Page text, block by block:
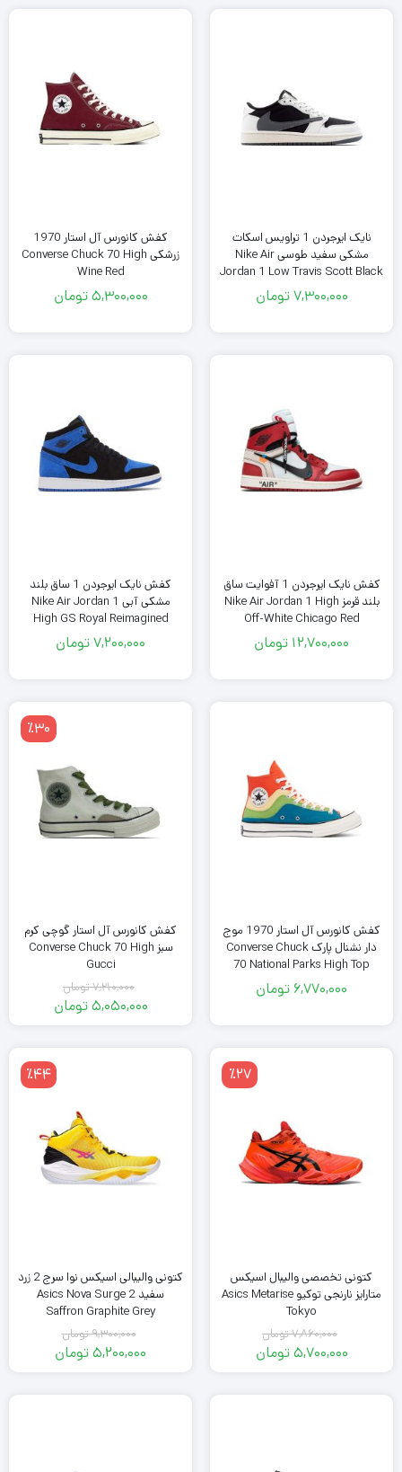
نایک ایرجردن 1 تراویس اسکات
مشکی سفید طوسی Nike Air
Jordan 1 Low Travis Scott Black
White Grey
7,300,000تومان
کفش کانورس آل استار 1970
زرشکی Converse Chuck 70 High
Wine Red
5,300,000تومان
کفش نایک ایرجردن 1 آفوایت ساق
بلند قرمز Nike Air Jordan 1 High
Off-White Chicago Red
12,700,000 تومان
کفش نایک ایرجردن 1 ساق بلند
مشکی آبی Nike Air Jordan 1
High GS Royal Reimagined
7,200,000تومان
کفش کانورس آل استار 1970 موج
دار نشنال پارک Converse Chuck
70 National Parks High Top
6,770,000 تومان
٪30
کفش کانورس آل استار گوچی کرم
سبز Converse Chuck 70 High
Gucci
7,210,000تومان
قیمت5,050,000تومان
5,050,000
٪27
کتونی تخصصی والیبال اسیکس
متارایز نارنجی توکیو Asics Metarise
Tokyo
7,860,000تومان
قیمت5,700,000تومان
٪44
کتونی والیبالی اسیکس نوا سرج 2 زرد
سفید Asics Nova Surge 2
Saffron Graphite Grey
9,300,000تومان
قیمت5,200,000تومان